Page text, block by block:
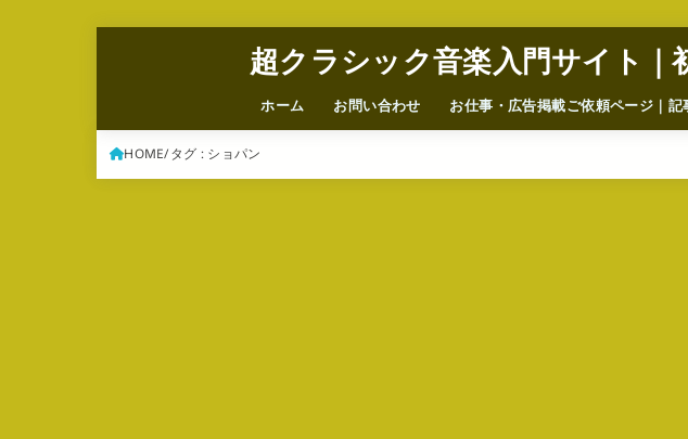
超クラシック音楽入門サイト｜
ホーム お問い合わせ お仕事・広告掲載ご依頼ページ｜
HOME タグ : ショパン